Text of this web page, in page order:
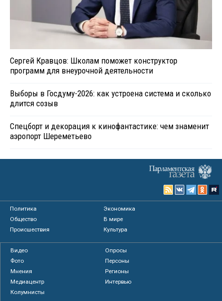
Сергей Кравцов: Школам поможет конструктор
программ для внеурочной деятельности
Выборы в Госдуму-2026: как устроена система и сколько
длится созыв
Спецборт и декорация к кинофантастике: чем знаменит
аэропорт Шереметьево
Политика
Экономика
Общество
В мире
Происшествия
Культура
Видео
Опросы
Фото
Персоны
Мнения
Регионы
Медиацентр
Интервью
Колумнисты